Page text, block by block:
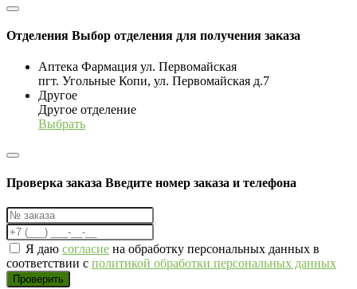
Отделения Выбор отделения для получения заказа
Аптека Фармация ул. Первомайская
пгт. Угольные Копи, ул. Первомайская д.7
Другое
Другое отделение
Выбрать
Проверка заказа Введите номер заказа и телефона
Я даю согласие на обработку персональных данных в
соответствии с политикой обработки персональных данных
Проверить